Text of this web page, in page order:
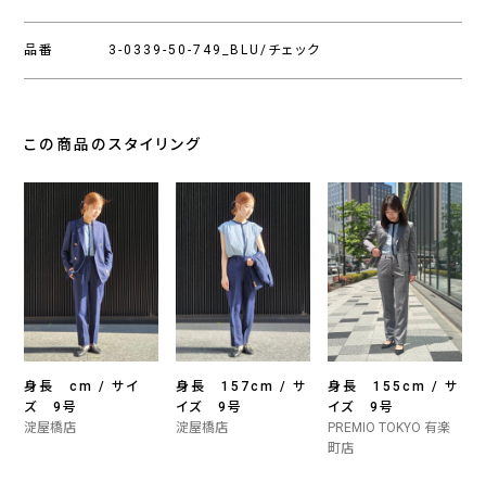
品番 3-0339-50-749_BLU/チェック
この商品のスタイリング
身長 cm / サイ
ズ 9号
淀屋橋店
身長 157cm / サ
イズ 9号
淀屋橋店
身長 155cm / サ
イズ 9号
PREMIO TOKYO 有楽
町店